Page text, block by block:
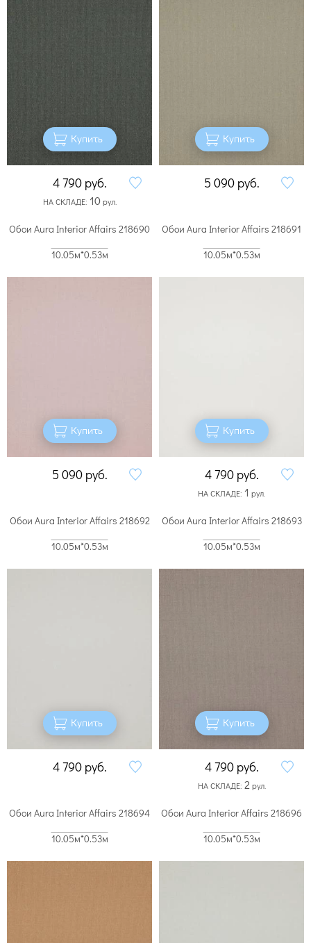
Купить
4 790 руб.
НА СКЛАДЕ: 10рул.
Купить
5 090 руб.
Обои Aura Interior Affairs 218690
10.05м*0.53м
Купить
5 090 руб.
Обои Aura Interior Affairs 218691
10.05м*0.53м
Купить
4 790 руб.
НА СКЛАДЕ: 1 рул.
Обои Aura Interior Affairs 218692
10.05м*0.53м
Купить
4 790 руб.
Обои Aura Interior Affairs 218693
10.05м*0.53м
Купить
4 790 руб.
НА СКЛАДЕ: 2 рул.
Обои Aura Interior Affairs 218694
10.05м*0.53м
Обои Aura Interior Affairs 218696
10.05м*0.53м